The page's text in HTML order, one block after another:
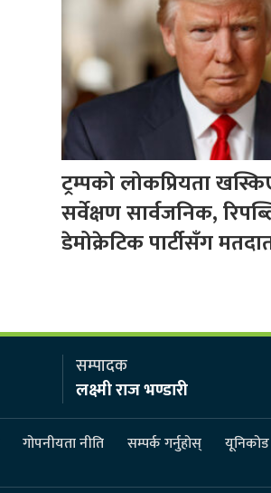
ट्रम्पको लोकप्रियता
सर्वेक्षण सार्वजनिक,
डेमोक्रेटिक पार्टीसँग
सम्पादक
लक्ष्मी राज भण्डारी
गोपनीयता नीति सम्पर्क गर्नुहोस् यूनिकोड